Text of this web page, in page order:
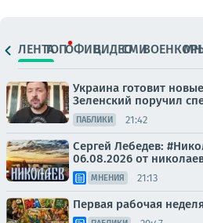
ЛЕНТАТОПОФИЦ.ВИДЕОСМИ
Украина готовит
Зеленский поручил
ПАБЛИКИ 21:42
Сергей Лебедев:
06.08.2026 от
МНЕНИЯ 21:13
Первая рабочая